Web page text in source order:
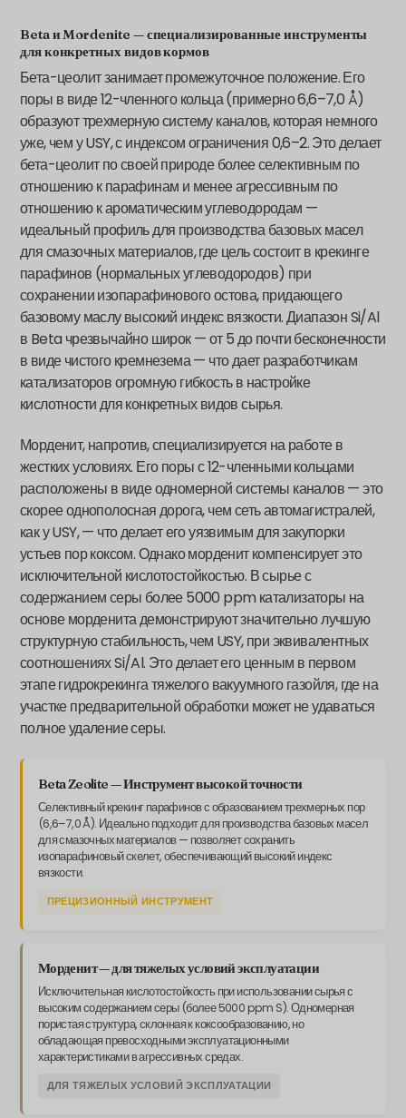
Beta и Mordenite — специализированные инструменты
для конкретных видов кормов
Бета-цеолит занимает промежуточное положение. Его
поры в виде 12-членного кольца (примерно 6,6–7,0 Å)
образуют трехмерную систему каналов, которая немного
уже, чем у USY, с индексом ограничения 0,6–2. Это делает
бета-цеолит по своей природе более селективным по
отношению к парафинам и менее агрессивным по
отношению к ароматическим углеводородам —
идеальный профиль для производства базовых масел
для смазочных материалов, где цель состоит в крекинге
парафинов (нормальных углеводородов) при
сохранении изопарафинового остова, придающего
базовому маслу высокий индекс вязкости. Диапазон Si/Al
в Beta чрезвычайно широк — от 5 до почти бесконечности
в виде чистого кремнезема — что дает разработчикам
катализаторов огромную гибкость в настройке
кислотности для конкретных видов сырья.
Морденит, напротив, специализируется на работе в
жестких условиях. Его поры с 12-членными кольцами
расположены в виде одномерной системы каналов — это
скорее однополосная дорога, чем сеть автомагистралей,
как у USY, — что делает его уязвимым для закупорки
устьев пор коксом. Однако морденит компенсирует это
исключительной кислотостойкостью. В сырье с
содержанием серы более 5000 ppm катализаторы на
основе морденита демонстрируют значительно лучшую
структурную стабильность, чем USY, при эквивалентных
соотношениях Si/Al. Это делает его ценным в первом
этапе гидрокрекинга тяжелого вакуумного газойля, где на
участке предварительной обработки может не удаваться
полное удаление серы.
Beta Zeolite — Инструмент высокой точности
Селективный крекинг парафинов с образованием трехмерных пор
(6,6–7,0 Å). Идеально подходит для производства базовых масел
для смазочных материалов — позволяет сохранить
изопарафиновый скелет, обеспечивающий высокий индекс
вязкости.
ПРЕЦИЗИОННЫЙ ИНСТРУМЕНТ
Морденит — для тяжелых условий эксплуатации
Исключительная кислотостойкость при использовании сырья с
высоким содержанием серы (более 5000 ppm S). Одномерная
пористая структура, склонная к коксообразованию, но
обладающая превосходными эксплуатационными
характеристиками в агрессивных средах.
ДЛЯ ТЯЖЕЛЫХ УСЛОВИЙ ЭКСПЛУАТАЦИИ